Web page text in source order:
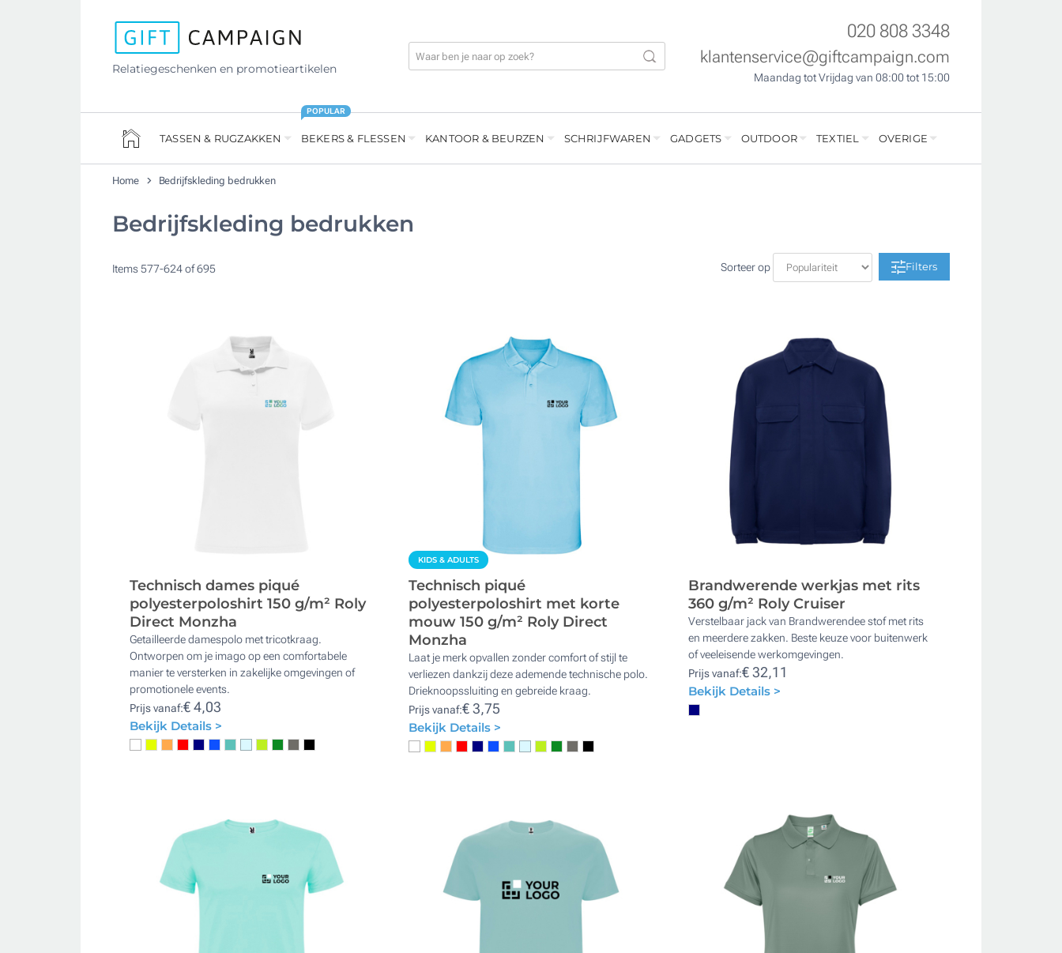
Relatiegeschenken en promotieartikelen
020 808 3348
klantenservice@giftcampaign.com
Maandag tot Vrijdag van 08:00 tot 15:00
TASSEN & RUGZAKKEN BEKERS & FLESSEN
POPULAR
KANTOOR & BEURZEN SCHRIJFWAREN GADGETS OUTDOOR TEXTIEL OVERIGE
Home Bedrijfskleding bedrukken
Bedrijfskleding bedrukken
Items577-624of695 Sorteer op Filters
Technisch dames piqué
polyesterpoloshirt 150 g/m² Roly
Direct Monzha
Getailleerde damespolo met tricotkraag.
Ontworpen om je imago op een comfortabele
manier te versterken in zakelijke omgevingen of
promotionele events.
Prijs vanaf:€ 4,03
Bekijk Details >
KIDS & ADULTS
Technisch piqué
polyesterpoloshirt met korte
mouw 150 g/m² Roly Direct
Monzha
Laat je merk opvallen zonder comfort of stijl te
verliezen dankzij deze ademende technische polo.
Drieknoopssluiting en gebreide kraag.
Prijs vanaf:€ 3,75
Bekijk Details >
Brandwerende werkjas met rits
360 g/m² Roly Cruiser
Verstelbaar jack van Brandwerendee stof met rits
en meerdere zakken. Beste keuze voor buitenwerk
of veeleisende werkomgevingen.
Prijs vanaf:€ 32,11
Bekijk Details >